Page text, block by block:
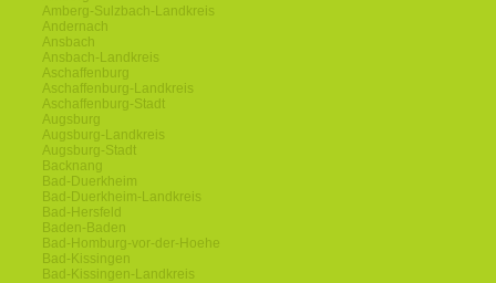
Amberg-Sulzbach-Landkreis
Andernach
Ansbach
Ansbach-Landkreis
Aschaffenburg
Aschaffenburg-Landkreis
Aschaffenburg-Stadt
Augsburg
Augsburg-Landkreis
Augsburg-Stadt
Backnang
Bad-Duerkheim
Bad-Duerkheim-Landkreis
Bad-Hersfeld
Baden-Baden
Bad-Homburg-vor-der-Hoehe
Bad-Kissingen
Bad-Kissingen-Landkreis